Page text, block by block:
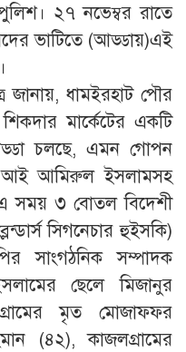
২৭ নভেম্বর রাতে
ভাটিতে (আড্ডায়)এই
জানায়, ধামইরহাট পৌর
মার্কেটের একটি
চলছে, এমন গোপন
আমিরুল ইসলামসহ
এ সময় ৩ বোতল বিদেশী
সিগনেচার হুইসকি)
সাংগঠনিক সম্পাদক
ছেলে মিজানুর
মৃত মোজাফফর
(৪২), কাজলগ্রামের